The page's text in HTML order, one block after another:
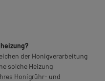
der Honigverarbeitung
solche Heizung
Honigrühr- und